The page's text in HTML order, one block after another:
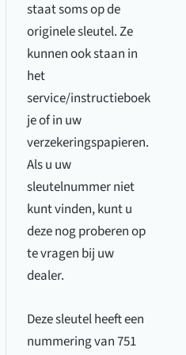
staat soms op de
originele sleutel. Ze
kunnen ook staan in
het
service/instructieboek
je of in uw
verzekeringspapieren.
Als u uw
sleutelnummer niet
kunt vinden, kunt u
deze nog proberen op
te vragen bij uw
dealer.
Deze sleutel heeft een
nummering van 751